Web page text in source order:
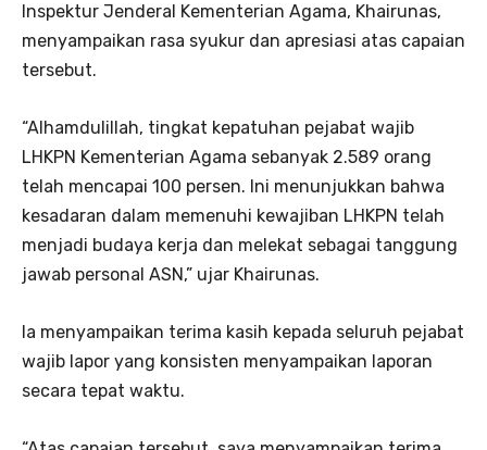
Inspektur Jenderal Kementerian Agama, Khairunas,
menyampaikan rasa syukur dan apresiasi atas capaian
tersebut.
“Alhamdulillah, tingkat kepatuhan pejabat wajib
LHKPN Kementerian Agama sebanyak 2.589 orang
telah mencapai 100 persen. Ini menunjukkan bahwa
kesadaran dalam memenuhi kewajiban LHKPN telah
menjadi budaya kerja dan melekat sebagai tanggung
jawab personal ASN,” ujar Khairunas.
Ia menyampaikan terima kasih kepada seluruh pejabat
wajib lapor yang konsisten menyampaikan laporan
secara tepat waktu.